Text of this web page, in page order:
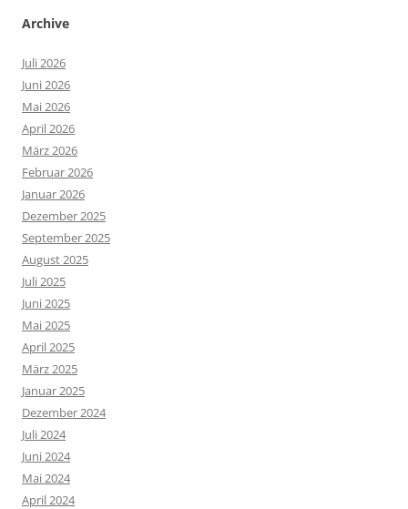
Archive
Juli 2026
Juni 2026
Mai 2026
April 2026
März 2026
Februar 2026
Januar 2026
Dezember 2025
September 2025
August 2025
Juli 2025
Juni 2025
Mai 2025
April 2025
März 2025
Januar 2025
Dezember 2024
Juli 2024
Juni 2024
Mai 2024
April 2024